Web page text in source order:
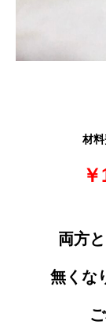
材
両方
無くな